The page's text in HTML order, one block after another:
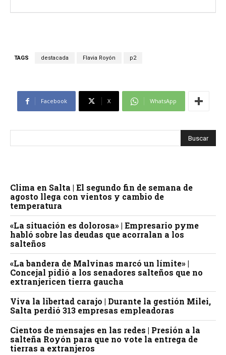
TAGS destacada Flavia Royón p2
Facebook X WhatsApp
Clima en Salta | El segundo fin de semana de
agosto llega con vientos y cambio de
temperatura
«La situación es dolorosa» | Empresario pyme
habló sobre las deudas que acorralan a los
salteños
«La bandera de Malvinas marcó un límite» |
Concejal pidió a los senadores salteños que no
extranjericen tierra gaucha
Viva la libertad carajo | Durante la gestión Milei,
Salta perdió 313 empresas empleadoras
Cientos de mensajes en las redes | Presión a la
salteña Royón para que no vote la entrega de
tierras a extranjeros